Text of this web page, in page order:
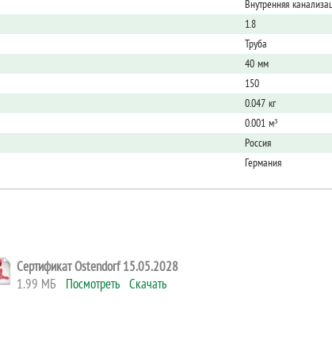
Внутренняя
1.8
Труба
40 мм
150
0.047 кг
0.001 м³
Россия
Германия
Сертификат Ostendorf 15.05.2028
1.99 МБ Посмотреть Скачать